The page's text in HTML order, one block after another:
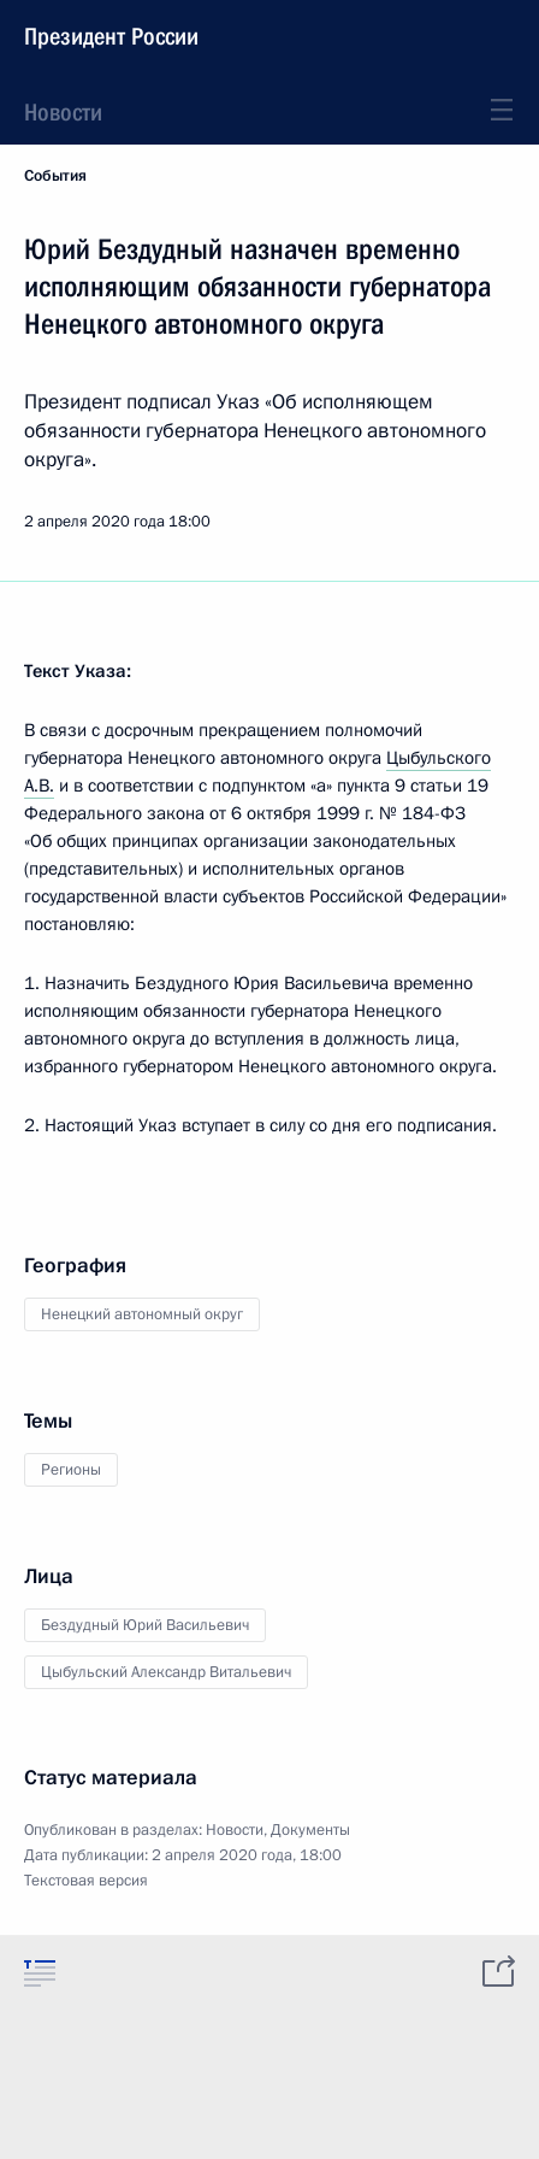
Президент России
Новости
События
Юрий Бездудный назначен временно
исполняющим обязанности губернатора
Ненецкого автономного округа
Президент подписал Указ «Об исполняющем
обязанности губернатора Ненецкого автономного
округа».
2 апреля 2020 года 18:00
Текст Указа:
В связи с досрочным прекращением полномочий
губернатора Ненецкого автономного округа Цыбульского
А.В. и в соответствии с подпунктом «а» пункта 9 статьи 19
Федерального закона от 6 октября 1999 г. № 184-ФЗ
«Об общих принципах организации законодательных
(представительных) и исполнительных органов
государственной власти субъектов Российской Федерации»
постановляю:
1. Назначить Бездудного Юрия Васильевича временно
исполняющим обязанности губернатора Ненецкого
автономного округа до вступления в должность лица,
избранного губернатором Ненецкого автономного округа.
2. Настоящий Указ вступает в силу со дня его подписания.
География
Ненецкий автономный округ
Темы
Регионы
Лица
Бездудный Юрий Васильевич
Цыбульский Александр Витальевич
Статус материала
Опубликован в разделах: Новости,Документы
Дата публикации:2 апреля 2020 года, 18:00
Текстовая версия